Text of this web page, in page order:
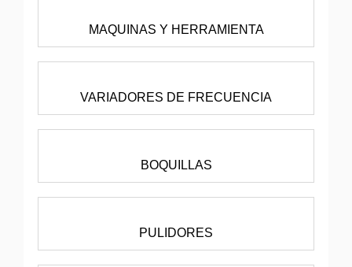
MAQUINAS Y HERRAMIENTA
VARIADORES DE FRECUENCIA
BOQUILLAS
PULIDORES